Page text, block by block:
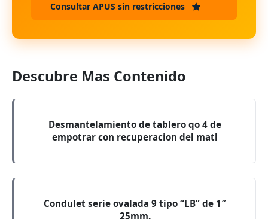
Consultar APUS sin restricciones
Descubre Mas Contenido
Desmantelamiento de tablero qo 4 de
empotrar con recuperacion del matl
Condulet serie ovalada 9 tipo “LB” de 1″
25mm.